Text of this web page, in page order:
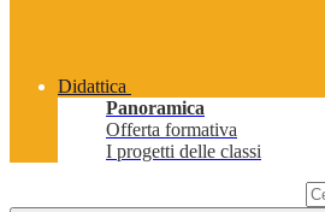
Didattica
Panoramica
Offerta formativa
I progetti delle classi